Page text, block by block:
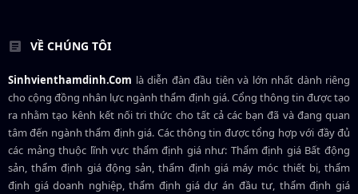
VỀ CHÚNG TÔI
Sinhvienthamdinh.Com là diễn đàn đầu tiên và lớn nhất dành riêng
cho cộng đồng nhân lực ngànhthẩm định giá. Cổng thông tin được tạo
ra nhằm tạo kênh kết nối tri thức cho tất cả các bạn đã và đang quan
tâm đến ngành thẩm định giá. Các thông tin được tổng hợp với đầy đủ
các mảng thuộc lĩnh vực thẩm định giá như: Thẩm định giá Bất động
sản, thẩm định giá động sản, thẩm định giá máy móc thiết bị, thẩm
định giá doanh nghiệp, thẩm định giá dự án đầu tư, thẩm định giá